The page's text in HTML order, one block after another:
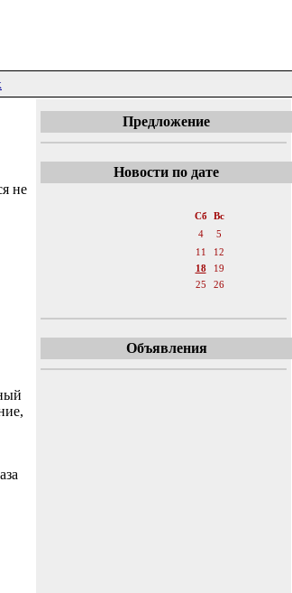
не
Предложение
Новости по дате
Сб
Вс
4
5
11
12
18
19
25
26
Объявления